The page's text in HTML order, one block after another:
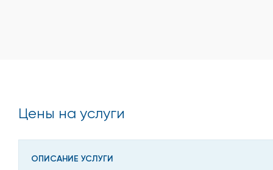
Цены на услуги
ОПИСАНИЕ УСЛУГИ